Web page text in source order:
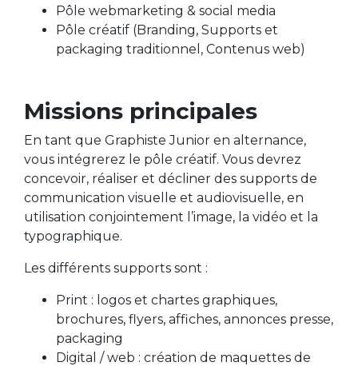
Pôle webmarketing & social media
Pôle créatif (Branding, Supports et
packaging traditionnel, Contenus web)
Missions principales
En tant que Graphiste Junior en alternance,
vous intégrerez le pôle créatif. Vous devrez
concevoir, réaliser et décliner des supports de
communication visuelle et audiovisuelle, en
utilisation conjointement l’image, la vidéo et la
typographique.
Les différents supports sont :
Print : logos et chartes graphiques,
brochures, flyers, affiches, annonces presse,
packaging
Digital / web : création de maquettes de